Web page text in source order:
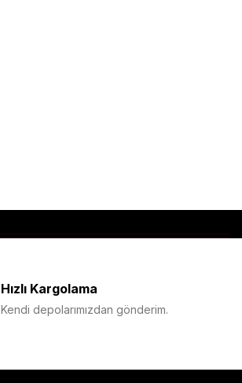
Hızlı Kargolama
Kendi depolarımızdan gönderim.